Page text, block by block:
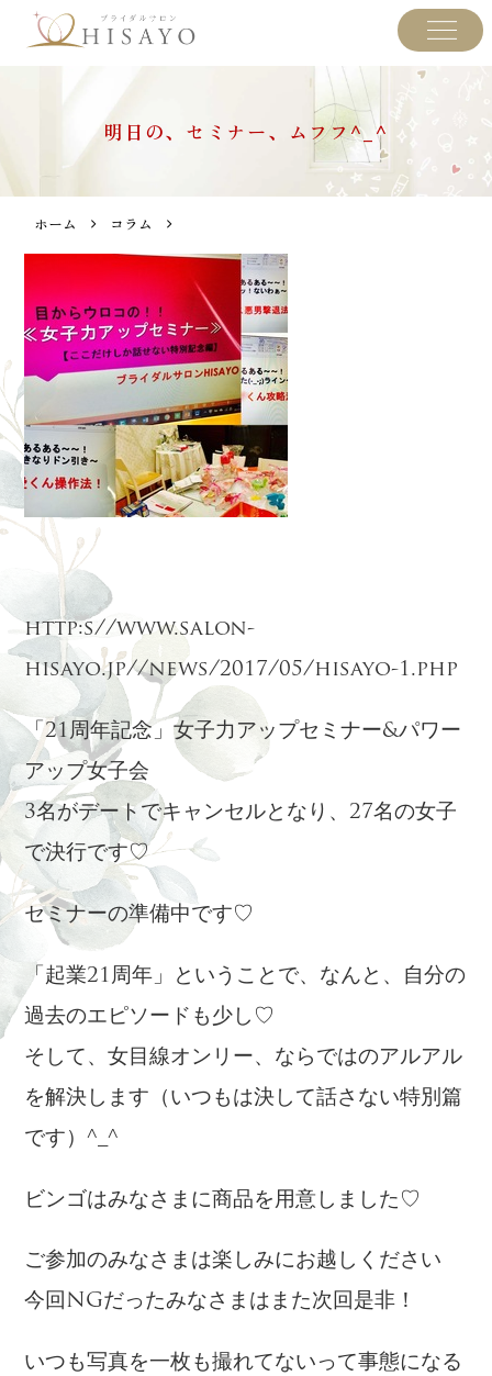
明日の、セミナー、ムフフ^_^
ホーム コラム
http:s//www.salon-
hisayo.jp//news/2017/05/hisayo-1.php
「21周年記念」女子力アップセミナー&パワー
アップ女子会
3名がデートでキャンセルとなり、27名の女子
で決行です♡
セミナーの準備中です♡
「起業21周年」ということで、なんと、自分の
過去のエピソードも少し♡
そして、女目線オンリー、ならではのアルアル
を解決します（いつもは決して話さない特別篇
です）^_^
ビンゴはみなさまに商品を用意しました♡
ご参加のみなさまは楽しみにお越しください
今回NGだったみなさまはまた次回是非！
いつも写真を一枚も撮れてないって事態になる